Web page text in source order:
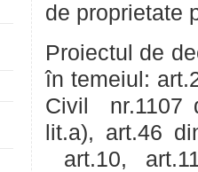
de proprietate
Proiectul de
în temeiul:
Civil nr.1107
lit.a), art.46
art.10,